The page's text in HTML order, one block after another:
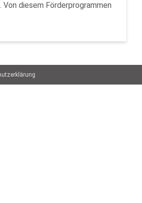
Von diesem Förderprogrammen